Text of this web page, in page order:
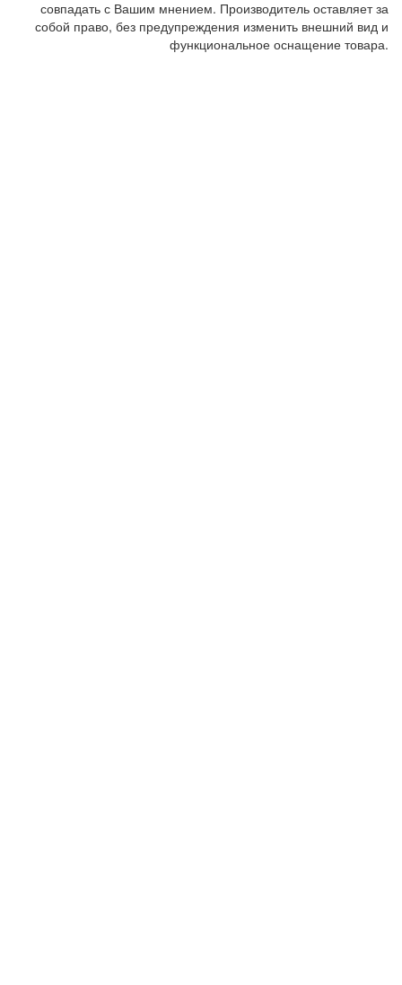
совпадать с Вашим мнением. Производитель оставляет за
собой право, без предупреждения изменить внешний вид и
функциональное оснащение товара.